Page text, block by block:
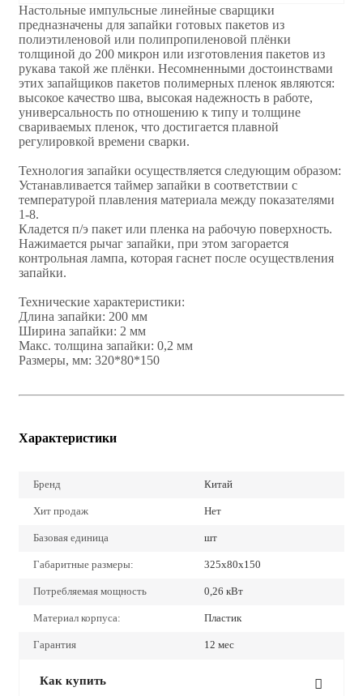
Настольные импульсные линейные сварщики
предназначены для запайки готовых пакетов из
полиэтиленовой или полипропиленовой плёнки
толщиной до 200 микрон или изготовления пакетов из
рукава такой же плёнки. Несомненными достоинствами
этих запайщиков пакетов полимерных пленок являются:
высокое качество шва, высокая надежность в работе,
универсальность по отношению к типу и толщине
свариваемых пленок, что достигается плавной
регулировкой времени сварки.
Технология запайки осуществляется следующим образом:
Устанавливается таймер запайки в соответствии с
температурой плавления материала между показателями
1-8.
Кладется п/э пакет или пленка на рабочую поверхность.
Нажимается рычаг запайки, при этом загорается
контрольная лампа, которая гаснет после осуществления
запайки.
Технические характеристики:
Длина запайки: 200 мм
Ширина запайки: 2 мм
Макс. толщина запайки: 0,2 мм
Размеры, мм: 320*80*150
Характеристики
Бренд Китай
Хит продаж Нет
Базовая единица шт
Габаритные размеры: 325х80х150
Потребляемая мощность 0,26 кВт
Материал корпуса: Пластик
Гарантия 12 мес
Как купить